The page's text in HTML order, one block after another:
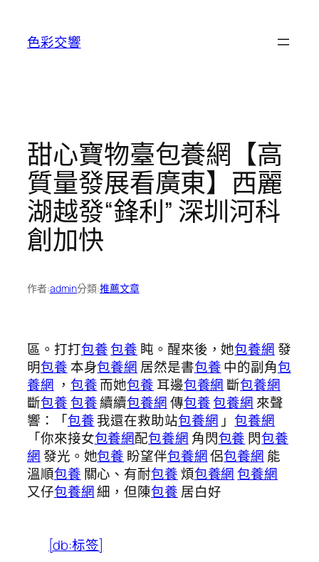
色彩交響
甜心寶物臺包養網【高
質量發展看廣東】西麗
湖越發“鋒利” 深圳河科
創加快
作者:admin分類:推薦文章
區。打打包養包養 盹。醒來後，她包養網發
明包養本身包養網 居然是書包養中的副角包
養網 ， 包養而她包養 耳邊包養網 斷包養網
斷包養包養續續包養網傳包養包養網 來聲
響：「包養我還在救助站包養網 」包養網
「你來接女包養網配包養網 角閃包養 閃包養
網發光。她包養 盼望伴包養網侶包養網 能
溫順包養 關心、有耐包養煩包養網 包養網
又仔包養網細，但陳包養 居白好
[db:标签]